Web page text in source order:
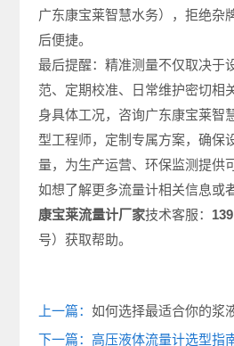
广东康宝莱智慧水务），拒绝杂
后便捷。
最后提醒：精准测量不仅取决于
范、定期校准、日常维护密切相
身具体工况，咨询广东康宝莱智
型工程师，定制专属方案，确保
量，为生产运营、环保监测提供
如想了解更多流量计相关信息或
康宝莱流量计厂家技术客服：
号）获取帮助。
上一篇： 如何选择最适合你的浆液电磁